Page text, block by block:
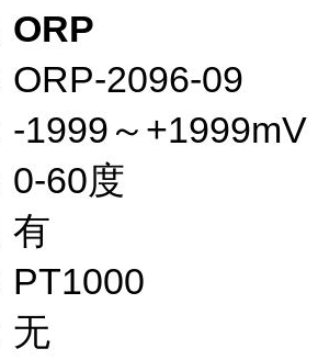
ORP
ORP-2096-09
-1999～+1999mV
0-60度
有
PT1000
无